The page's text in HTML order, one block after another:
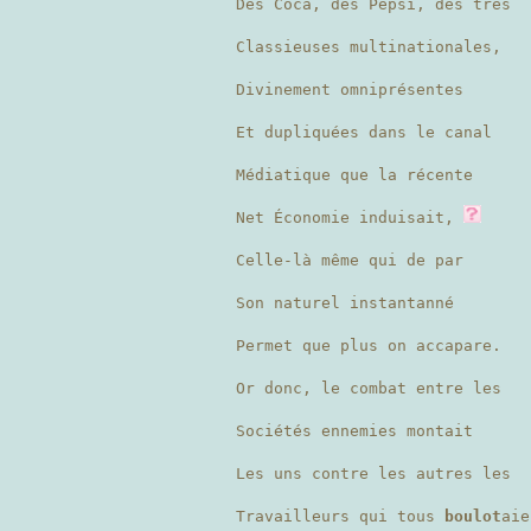
Des Coca, des Pepsi, des très
Classieuses multinationales,
Divinement omniprésentes
Et dupliquées dans le canal
Médiatique que la récente
Net Économie induisait,
Celle-là même qui de par
Son naturel instantanné
Permet que plus on accapare.
Or donc, le combat entre les
Sociétés ennemies montait
Les uns contre les autres les
Travailleurs qui tous boulot